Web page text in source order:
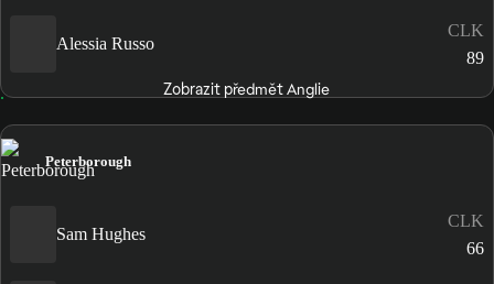
Alessia Russo
CLK
89
Zobrazit předmět Anglie
Peterborough
Sam Hughes
CLK
66